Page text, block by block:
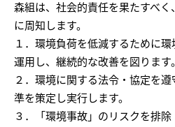
森組は、社会的責任を果たすべ
に周知します。
１．環境負荷を低減するために
運用し、継続的な改善を図ります。
２．環境に関する法令・協定を
準を策定し実行します。
３．「環境事故」のリスクを排除